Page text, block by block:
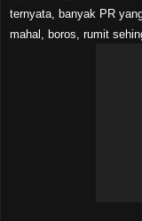
ternyata, banyak PR
mahal, boros, rumit